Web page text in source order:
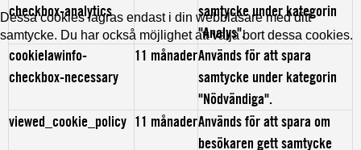
Dessa cookies lagras endast i din webbläsare med ditt
samtycke. Du har också möjlighet att välja bort dessa cookies.
checkbox-analytics
samtycke under kategorin
"Analys".
cookielawinfo-
checkbox-necessary
11 månaderAnvänds för att spara
samtycke under kategorin
"Nödvändiga".
viewed_cookie_policy 11 månaderAnvänds för att spara om
besökaren gett samtycke